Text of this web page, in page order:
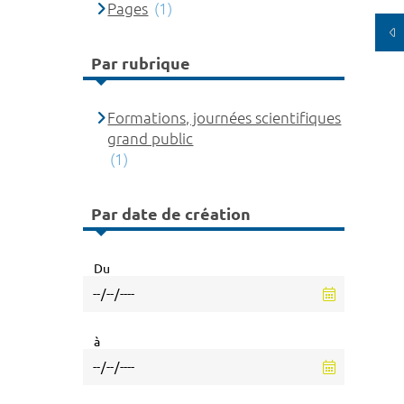
Pages (1)
Par rubrique
Formations, journées scientifiques
grand public
(1)
Par date de création
Du
à